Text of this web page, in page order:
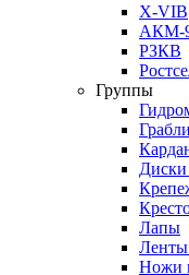
X-VIB
АКМ-
РЗКВ
Группы
Лапы
Ленты
Ножи